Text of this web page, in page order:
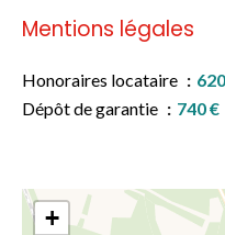
Mentions légales
Honoraires locataire
Dépôt de garantie
740 €
+